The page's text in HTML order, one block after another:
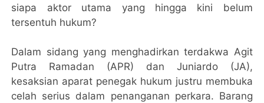
siapa aktor utama yang hingga kini belum
tersentuh hukum?
Dalam sidang yang menghadirkan terdakwa Agit
Putra Ramadan (APR) dan Juniardo (JA),
kesaksian aparat penegak hukum justru membuka
celah serius dalam penanganan perkara. Barang